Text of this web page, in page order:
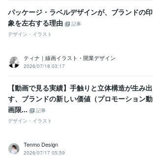
パッケージ・ラベルデザインが、ブランドの印
象を左右する理由
記事
デザイン・イラスト
ティナ｜線画イラスト・開業デザイン
2026/07/18 03:17
【動画で見る実績】手触りと立体構造が生み出
す、ブランドの新しい価値（プロモーション動
画限...
記事
デザイン・イラスト
Tenmo Design
2026/07/17 05:59